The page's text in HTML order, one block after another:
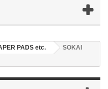
PADS etc.
SOKAI